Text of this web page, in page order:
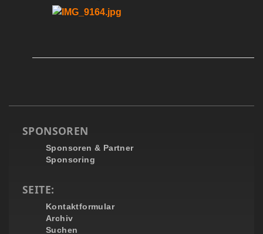
SPONSOREN
Sponsoren & Partner
Sponsoring
SEITE:
Kontaktformular
Archiv
Suchen